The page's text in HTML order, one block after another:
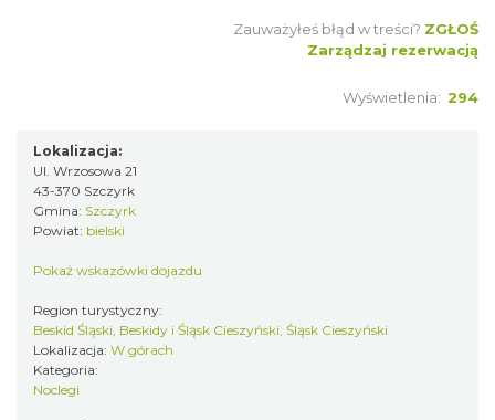
Zauważyłeś błąd w treści? ZGŁOŚ
Zarządzaj rezerwacją
Wyświetlenia: 294
Lokalizacja:
Ul. Wrzosowa 21
43-370 Szczyrk
Gmina: Szczyrk
Powiat: bielski
Pokaż wskazówki dojazdu
Region turystyczny:
Beskid Śląski, Beskidy i Śląsk Cieszyński, Śląsk Cieszyński
Lokalizacja: W górach
Kategoria:
Noclegi